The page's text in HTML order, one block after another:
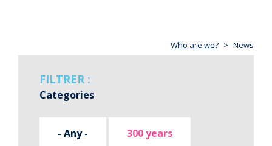
Who are we? News
FILTRER :
Categories
- Any - 300 years